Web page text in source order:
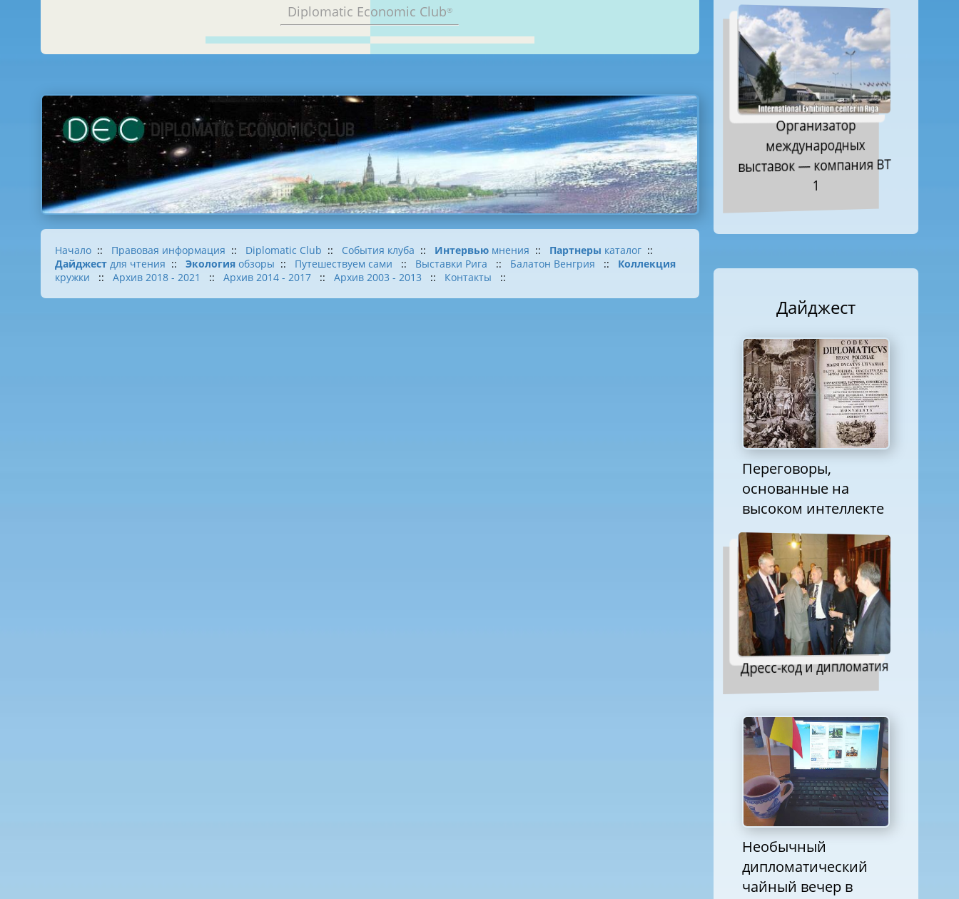
Diplomatic Economic Club®
Начало :: Правовая информация :: Diplomatic Club :: События клуба :: Интервью мнения :: Партнеры каталог ::
Дайджест для чтения :: Экология обзоры :: Путешествуем сами :: Выставки Рига :: Балатон Венгрия :: Коллекция
кружки
:: Архив 2018 - 2021 :: Архив 2014 - 2017 :: Архив 2003 - 2013 :: Контакты ::
Организатор
международных
выставок — компания ВТ
1
Дайджест
Переговоры,
основанные на
высоком интеллекте
Дресс-код и дипломатия
Необычный
дипломатический
чайный вечер в